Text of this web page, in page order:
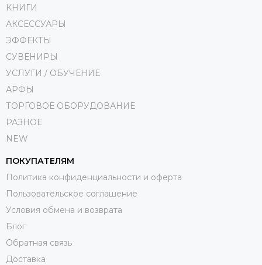
КНИГИ
АКСЕССУАРЫ
ЭФФЕКТЫ
СУВЕНИРЫ
УСЛУГИ / ОБУЧЕНИЕ
АРФЫ
ТОРГОВОЕ ОБОРУДОВАНИЕ
РАЗНОЕ
NEW
ПОКУПАТЕЛЯМ
Политика конфиденциальности и оферта
Пользовательское соглашение
Условия обмена и возврата
Блог
Обратная связь
Доставка